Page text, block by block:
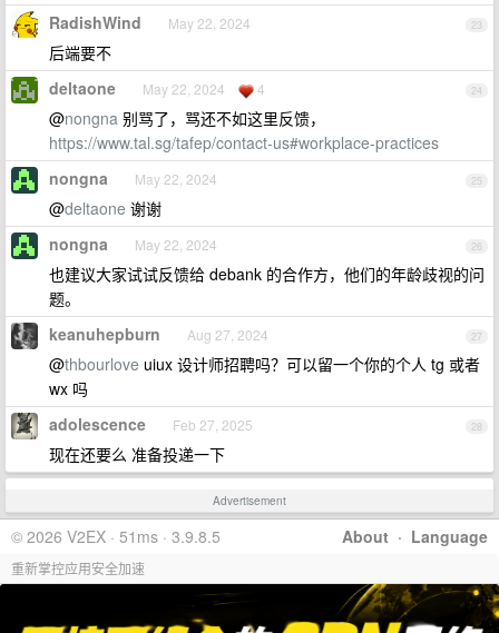
23
RadishWind May 22, 2024
后端要不
24
deltaone May 22, 2024 4
@nongna 别骂了，骂还不如这里反馈，
https://www.tal.sg/tafep/contact-us#workplace-practices
25
nongna May 22, 2024
@deltaone 谢谢
26
nongna May 22, 2024
也建议大家试试反馈给 debank 的合作方，他们的年龄歧视的问
题。
27
keanuhepburn Aug 27, 2024
@thbourlove uiux 设计师招聘吗？可以留一个你的个人 tg 或者
wx 吗
28
adolescence Feb 27, 2025
现在还要么 准备投递一下
Advertisement
About · Language
© 2026 V2EX · 51ms · 3.9.8.5
重新掌控应用安全加速